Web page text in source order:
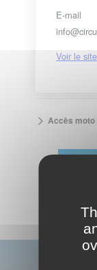
E-mail
Voir le
Accès moto